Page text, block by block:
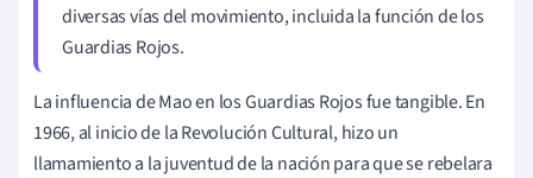
diversas vías del movimiento, incluida la función de los
Guardias Rojos.
La influencia de Mao en los Guardias Rojos fue tangible. En
1966, al inicio de la Revolución Cultural, hizo un
llamamiento a la juventud de la nación para que se rebelara